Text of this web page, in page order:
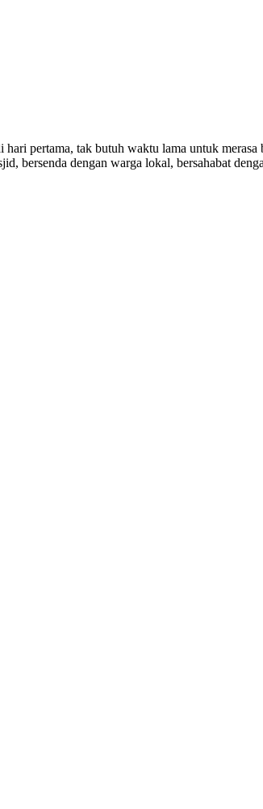
pertama, tak butuh waktu lama untuk
bersenda dengan warga lokal, bersahabat